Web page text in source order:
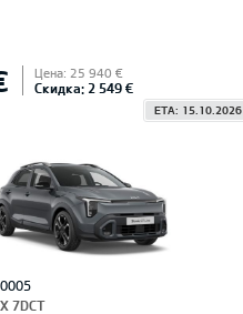
Цена: 25 940 €
Скидка: 2 549 €
ETA: 15.10.2026
7DCT